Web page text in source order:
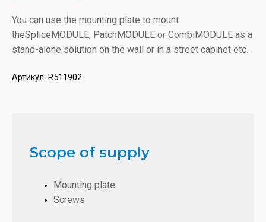
You can use the mounting plate to mount
theSpliceMODULE, PatchMODULE or CombiMODULE as a
stand-alone solution on the wall or in a street cabinet etc.
Артикул: R511902
Scope of supply
Mounting plate
Screws